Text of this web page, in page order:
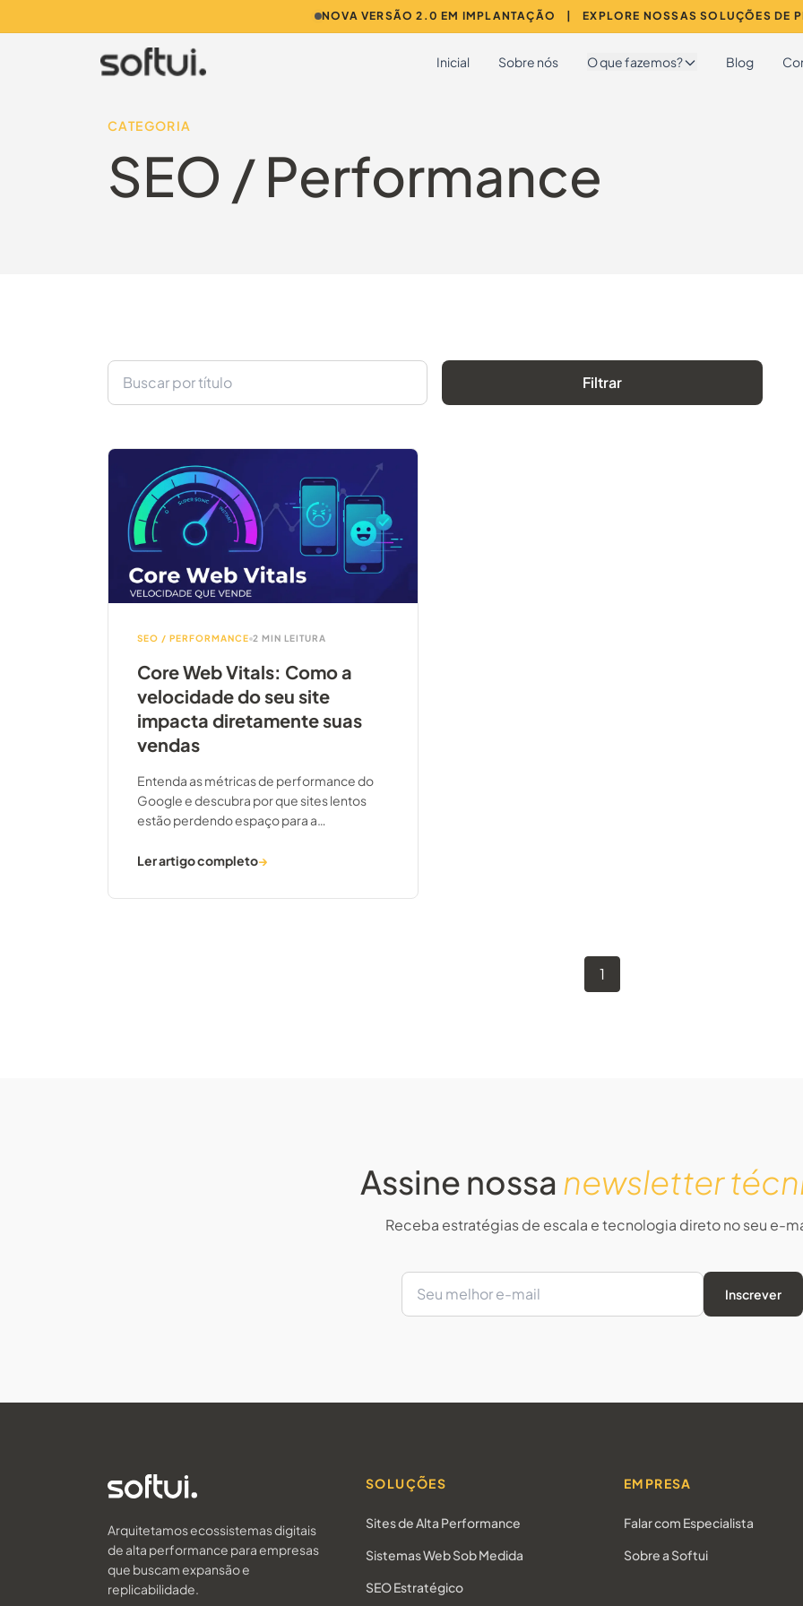
NOVA VERSÃO 2.0 EM IMPLANTAÇÃO EXPLORE NOSSAS SOLUÇÕES DE
Inicial Sobre nós O que fazemos? Blog
CATEGORIA
SEO / Performance
Filtrar
SEO / PERFORMANCE 2 MIN LEITURA
Core Web Vitals: Como a
velocidade do seu site
impacta diretamente suas
vendas
Entenda as métricas de performance do
Google e descubra por que sites lentos
estão perdendo espaço para a
cenário.
Ler artigo completo→
1
Assine nossa newsletter
Receba estratégias de escala e tecnologia direto no seu e-
Inscrever
Arquitetamos ecossistemas digitais
de alta performance para empresas
que buscam expansão e
replicabilidade.
SOLUÇÕES
Sites de Alta Performance
Sistemas Web Sob Medida
SEO Estratégico
EMPRESA
Falar com Especialista
Sobre a Softui